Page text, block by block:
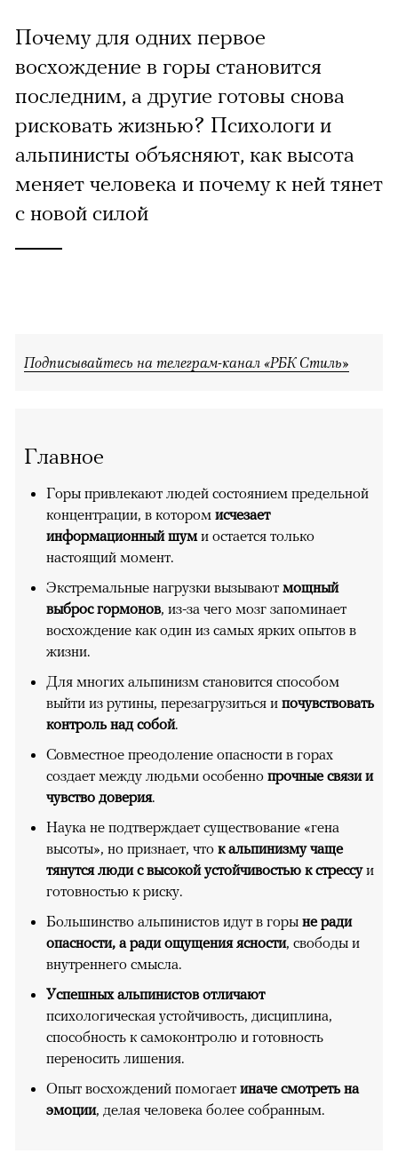
Почему для одних первое
восхождение в горы становится
последним, а другие готовы снова
рисковать жизнью? Психологи и
альпинисты объясняют, как высота
меняет человека и почему к ней тянет
с новой силой
Подписывайтесь на телеграм-канал «РБК Стиль»
Главное
Горы привлекают людей состоянием предельной
концентрации, в котором исчезает
информационный шуми остается только
настоящий момент.
Экстремальные нагрузки вызывают мощный
выброс гормонов, из-за чего мозг запоминает
восхождение как один из самых ярких опытов в
жизни.
Для многих альпинизм становится способом
выйти из рутины, перезагрузиться и почувствовать
контроль над собой.
Совместное преодоление опасности в горах
создает между людьми особенно прочные связи и
чувство доверия.
Наука не подтверждает существование «гена
высоты», но признает, что к альпинизму чаще
тянутся люди с высокой устойчивостью к стрессуи
готовностью к риску.
Большинство альпинистов идут в горы не ради
опасности, а ради ощущения ясности, свободы и
внутреннего смысла.
Успешных альпинистов отличают
психологическая устойчивость, дисциплина,
способность к самоконтролю и готовность
переносить лишения.
Опыт восхождений помогает иначе смотреть на
эмоции, делая человека более собранным.